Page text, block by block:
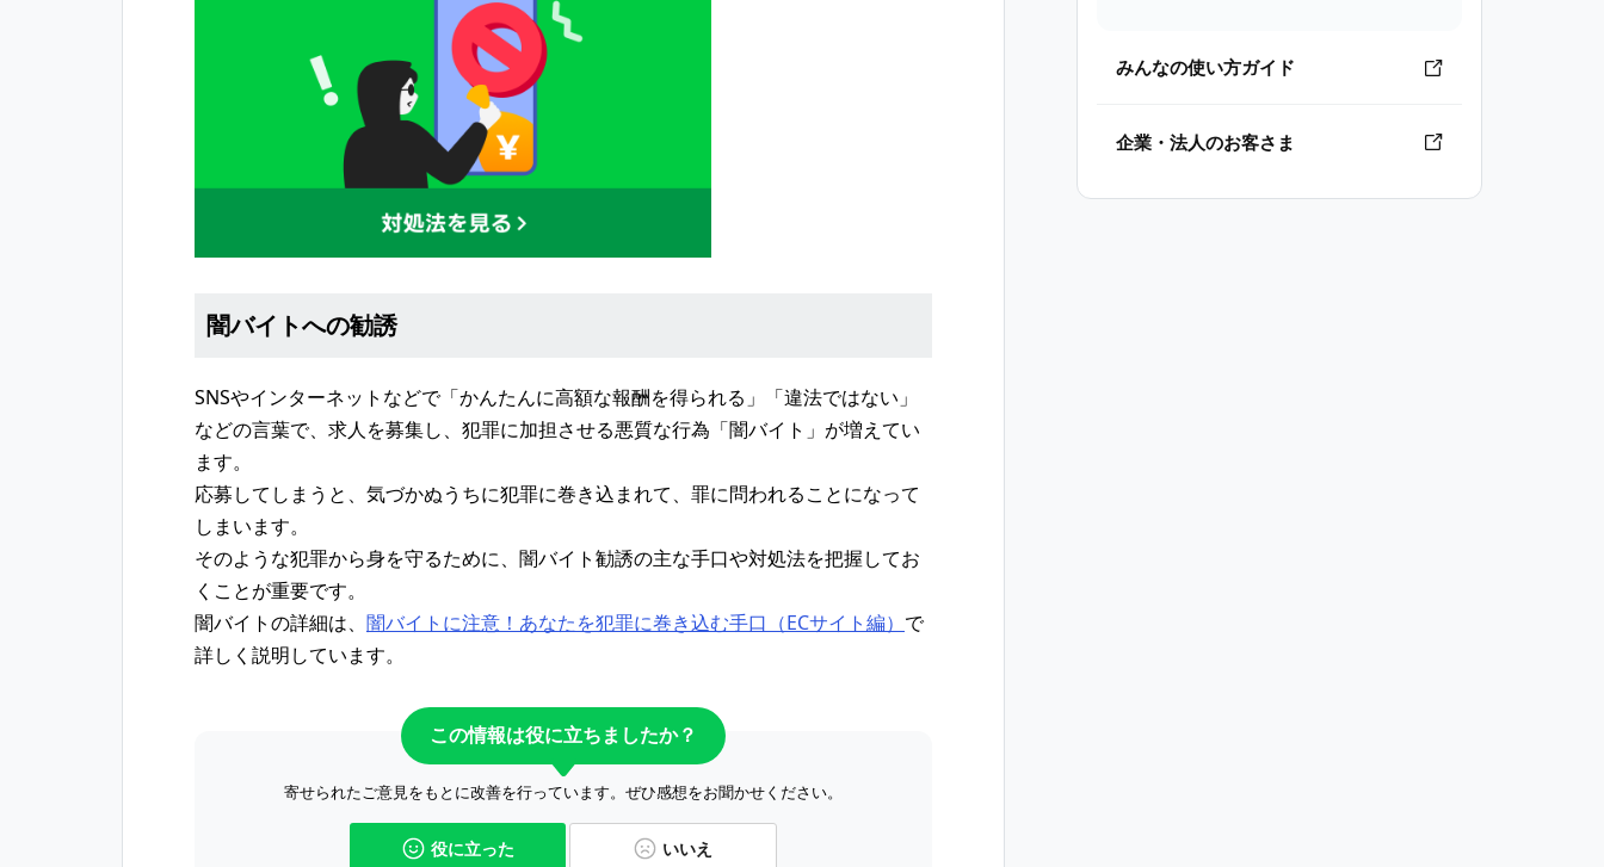
みんなの使い方ガイド
企業・法人のお客さま
闇バイトへの勧誘
SNSやインターネットなどで「かんたんに高額な報酬を得られる」「違法ではない」
などの言葉で、求人を募集し、犯罪に加担させる悪質な行為「闇バイト」が増えてい
ます。
応募してしまうと、気づかぬうちに犯罪に巻き込まれて、罪に問われることになって
しまいます。
そのような犯罪から身を守るために、闇バイト勧誘の主な手口や対処法を把握してお
くことが重要です。
闇バイトの詳細は、 闇バイトに注意！あなたを犯罪に巻き込む手口（ECサイト編） で
詳しく説明しています。
この情報は役に立ちましたか？
寄せられたご意見をもとに改善を行っています。ぜひ感想をお聞かせください。
役に立った いいえ